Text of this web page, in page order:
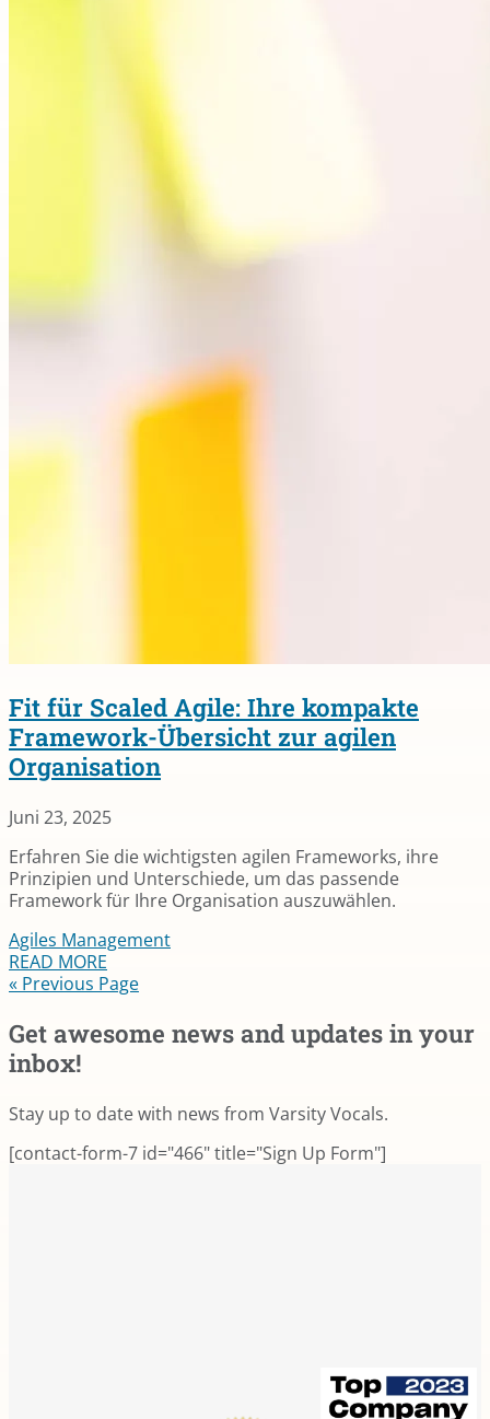
Fit für Scaled Agile: Ihre kompakte
Framework­-Übersicht zur agilen
Organisation
Juni 23, 2025
Erfahren Sie die wichtigsten agilen Frameworks, ihre
Prinzipien und Unterschiede, um das passende
Framework für Ihre Organisation auszuwählen.
Agiles Management
READ MORE
« Previous Page
Get awesome news and updates in your
inbox!
Stay up to date with news from Varsity Vocals.
[contact-form-7 id="466" title="Sign Up Form"]